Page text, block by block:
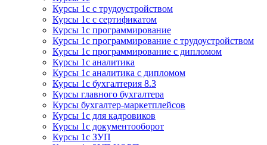
Курсы 1с с трудоустройством
Курсы 1с с сертификатом
Курсы 1с программирование
Курсы 1с программирование с трудоустройством
Курсы 1с программирование с дипломом
Курсы 1с аналитика
Курсы 1с аналитика с дипломом
Курсы 1с бухгалтерия 8.3
Курсы главного бухгалтера
Курсы бухгалтер-маркетплейсов
Курсы 1с для кадровиков
Курсы 1с документооборот
Курсы 1с ЗУП